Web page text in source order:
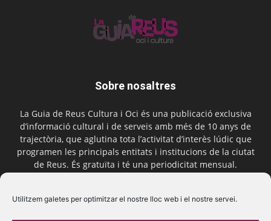
Utilitzem galetes per optimitzar el nostre lloc web i el nostre servei.
Sobre nosaltres
La Guia de Reus Cultura i Oci és una publicació exclusiva
d’informació cultural i de serveis amb més de 10 anys de
trajectòria, que aglutina tota l’activitat d’interès lúdic que
programen les principals entitats i institucions de la ciutat
de Reus. És gratuïta i té una periodicitat mensual.